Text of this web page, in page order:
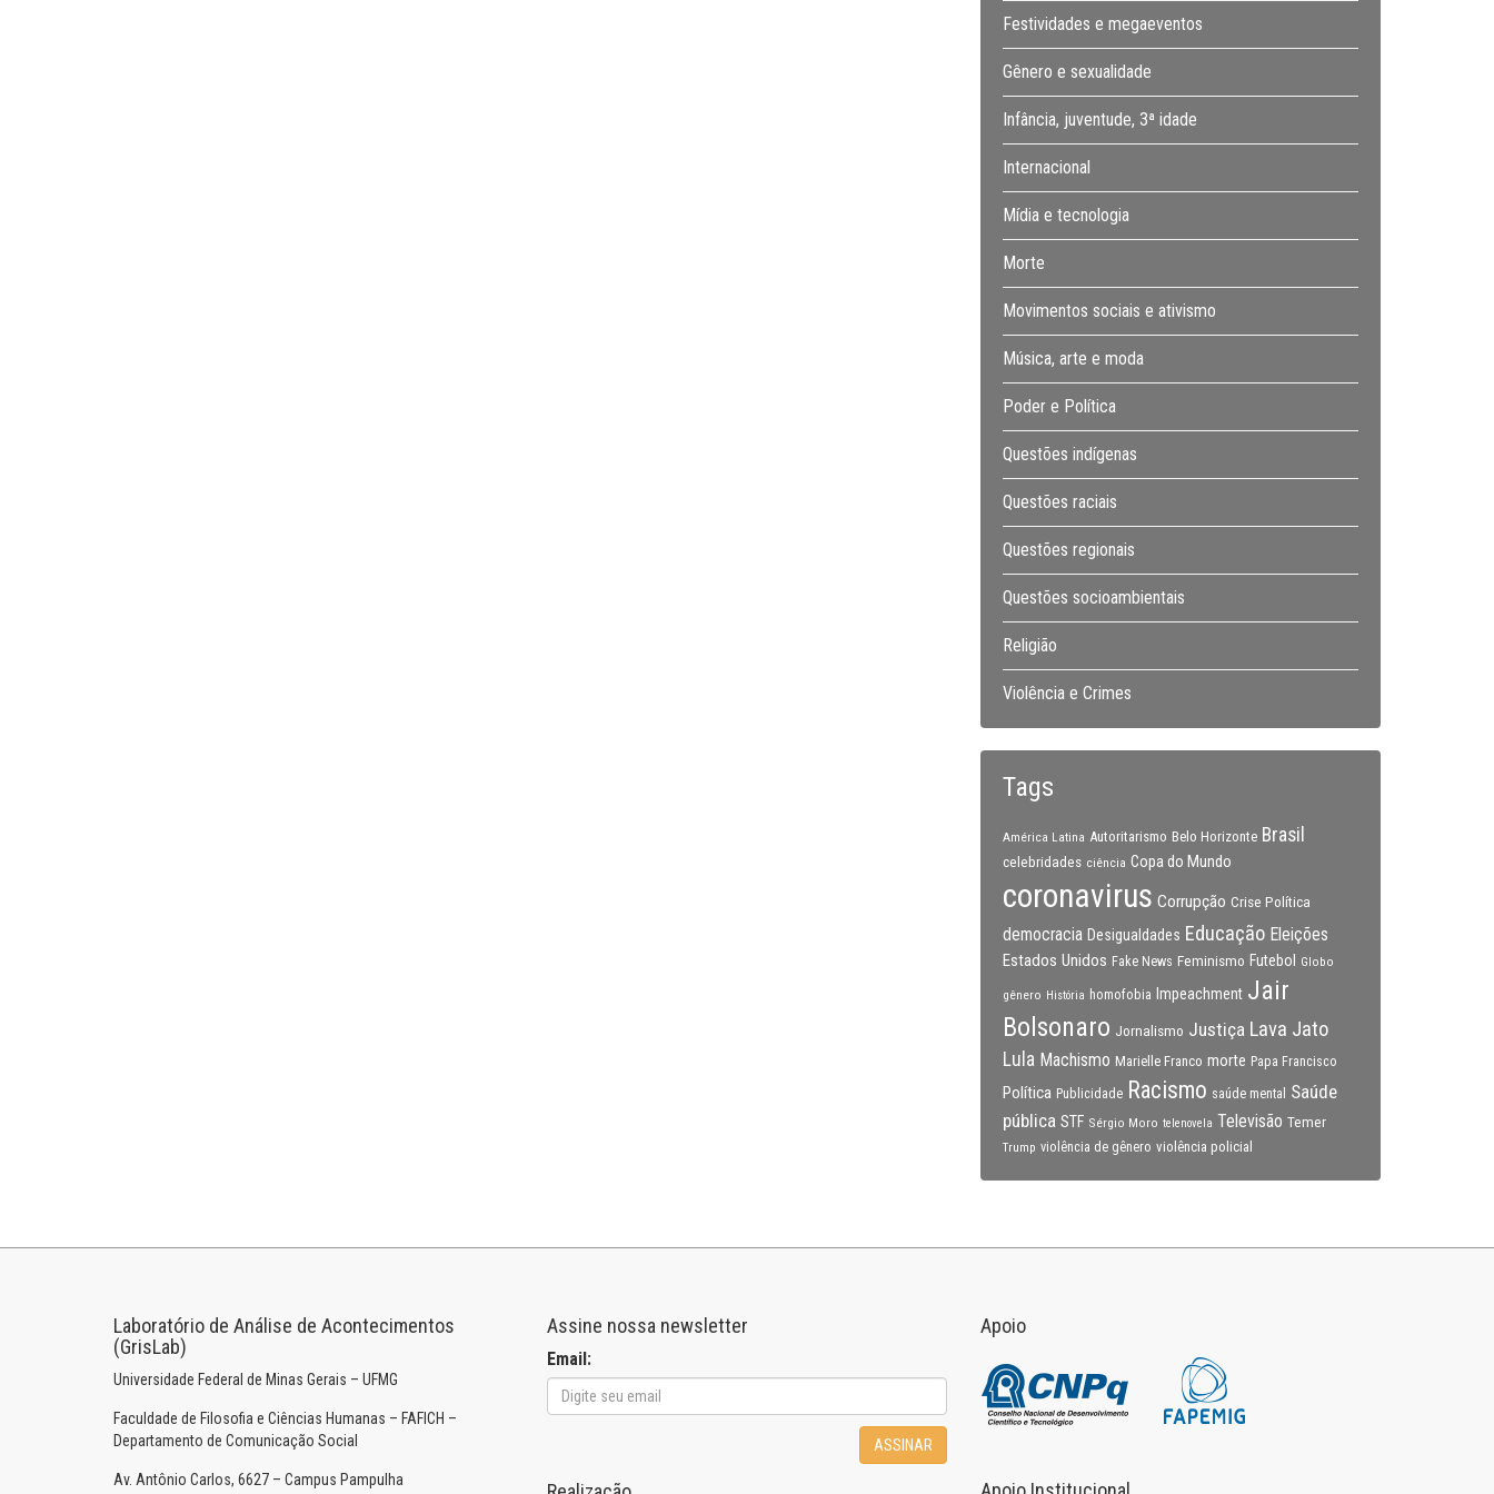
Festividades e megaeventos
Gênero e sexualidade
Infância, juventude, 3ª idade
Internacional
Mídia e tecnologia
Morte
Movimentos sociais e ativismo
Música, arte e moda
Poder e Política
Questões indígenas
Questões raciais
Questões regionais
Questões socioambientais
Religião
Violência e Crimes
Tags
América Latina Autoritarismo Belo Horizonte Brasil
celebridades ciência Copa do Mundo
coronavirus Corrupção Crise Política
democracia Desigualdades Educação Eleições
Estados Unidos Fake News Feminismo Futebol Globo
gênero História homofobia Impeachment Jair
Bolsonaro Jornalismo Justiça Lava Jato
Lula Machismo Marielle Franco morte Papa Francisco
Política Publicidade Racismo saúde mental
Saúde
pública STF Sérgio Moro telenovela Televisão Temer
Trump violência de gênero violência policial
Laboratório de Análise de Acontecimentos
(GrisLab)
Universidade Federal de Minas Gerais – UFMG
Faculdade de Filosofia e Ciências Humanas – FAFICH –
Departamento de Comunicação Social
Av. Antônio Carlos, 6627 – Campus Pampulha
Assine nossa newsletter
Email:
ASSINAR
Apoio